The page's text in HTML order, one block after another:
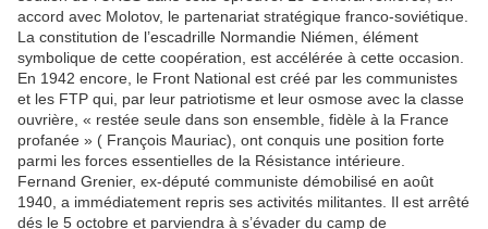
accord avec Molotov, le partenariat stratégique franco-soviétique.
La constitution de l’escadrille Normandie Niémen, élément
symbolique de cette coopération, est accélérée à cette occasion.
En 1942 encore, le Front National est créé par les communistes
et les FTP qui, par leur patriotisme et leur osmose avec la classe
ouvrière, « restée seule dans son ensemble, fidèle à la France
profanée » ( François Mauriac), ont conquis une position forte
parmi les forces essentielles de la Résistance intérieure.
Fernand Grenier, ex-député communiste démobilisé en août
1940, a immédiatement repris ses activités militantes. Il est arrêté
dés le 5 octobre et parviendra à s’évader du camp de